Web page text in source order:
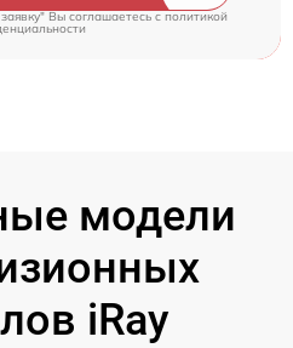
Вы соглашаетесь c политикой
модели
iRay